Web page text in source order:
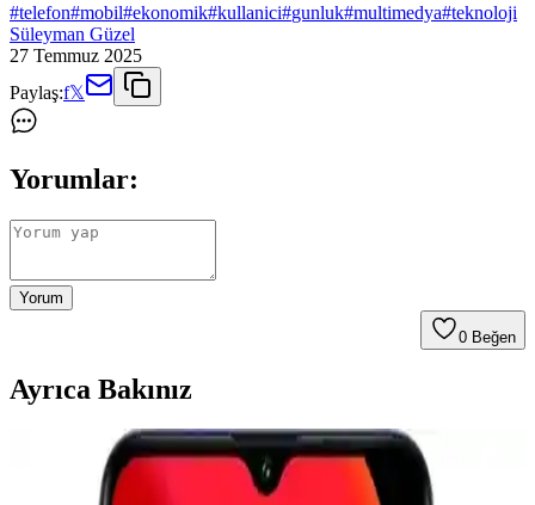
#telefon#mobil#ekonomik#kullanici#gunluk#multimedya#teknoloji
Süleyman Güzel
27 Temmuz 2025
Paylaş:f𝕏
Yorumlar:
Yorum
0 Beğen
Ayrıca Bakınız
Telefon Kamera Lens Koruyucularının Gerekliliği ve
Optik Performansa Etkileri